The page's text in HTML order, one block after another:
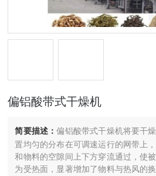
偏铝酸带式干燥机
简要描述：偏铝酸带式干燥机将要干
置均匀的分布在可调速运行的网带上
和物料的空隙间上下方穿流通过，使
为受热面，显著增加了物料与热风的